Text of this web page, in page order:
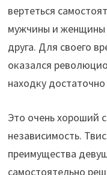
вертеться
мужчины и женщины
друга. Для своего
оказался
находку
Это очень хороший
независимость.
преимущества
самостоятельно